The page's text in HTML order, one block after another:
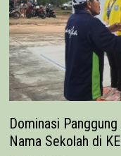
Dominasi
Nama Sekolah di